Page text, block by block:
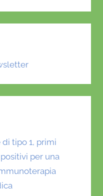
di tipo 1, primi
per una